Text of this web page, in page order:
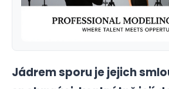
Jádrem sporu je jejich